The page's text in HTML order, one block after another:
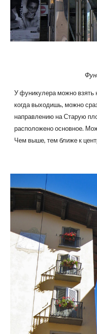
У фуникулера можно взять
когда выходишь, можно
направлению на Старую
расположено основное.
Чем выше, тем ближе к